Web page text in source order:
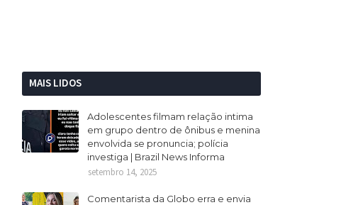
MAIS LIDOS
Adolescentes filmam relação intima
em grupo dentro de ônibus e menina
envolvida se pronuncia; polícia
investiga | Brazil News Informa
setembro 14, 2025
Comentarista da Globo erra e envia